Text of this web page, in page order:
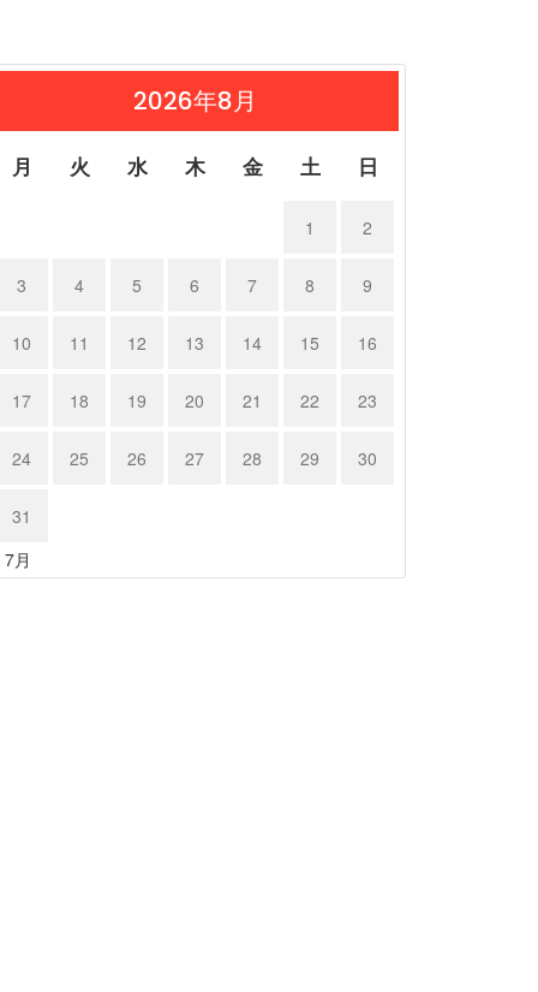
2026年8月
月 火 水 木 金 土 日
1 2
3 4 5 6 7 8 9
10 11 12 13 14 15 16
17 18 19 20 21 22 23
24 25 26 27 28 29 30
31
月